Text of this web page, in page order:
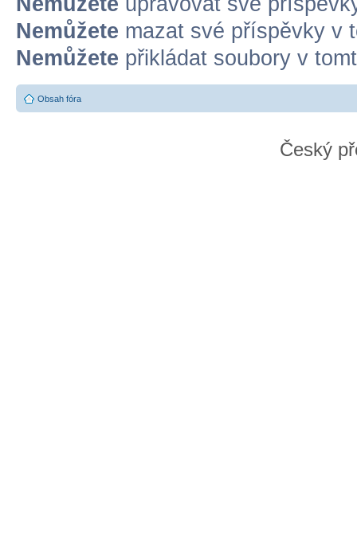
Nemůžete mazat své příspěvky v
Nemůžete přikládat soubory v
Obsah fóra
Český